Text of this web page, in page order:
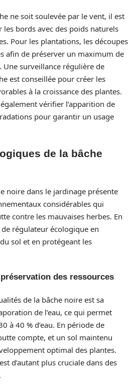
ne soit soulevée par le vent, il est
les bords avec des poids naturels
Pour les plantations, les découpes
afin de préserver un maximum de
Une surveillance régulière de
est conseillée pour créer les
à la croissance des plantes.
vérifier l’apparition de
pour garantir un usage
de la bâche
noire dans le jardinage présente
considérables qui
contre les mauvaises herbes. En
régulateur écologique en
sol et en protégeant les
des ressources
de la bâche noire est sa
de l’eau, ce qui permet
à 40 % d’eau. En période de
compte, et un sol maintenu
optimal des plantes.
d’autant plus cruciale dans des